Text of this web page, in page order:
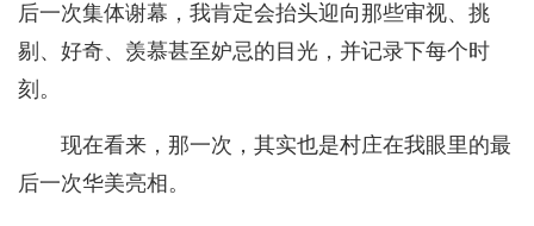
后一次集体谢幕，我肯定会抬头迎向那些审视、挑
剔、好奇、羡慕甚至妒忌的目光，并记录下每个时
刻。
现在看来，那一次，其实也是村庄在我眼里的最
后一次华美亮相。